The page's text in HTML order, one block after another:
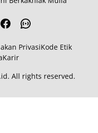
PrivasiKode Etik
Karir
. All rights reserved.